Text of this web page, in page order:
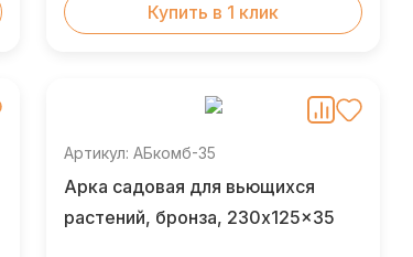
Купить в 1 клик
Артикул: АБкомб-35
Арка садовая для вьющихся
растений, бронза, 230x125x35